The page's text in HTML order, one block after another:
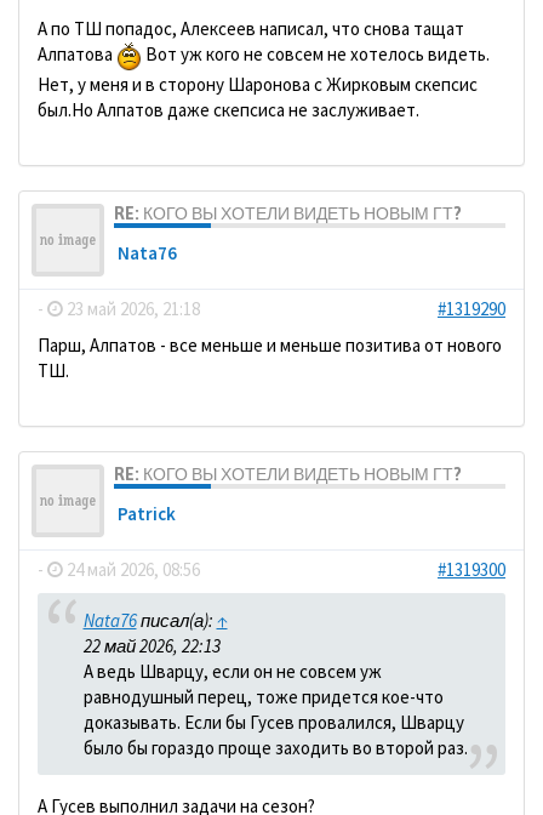
А по ТШ попадос, Алексеев написал, что снова тащат
Алпатова
Вот уж кого не совсем не хотелось видеть.
Нет, у меня и в сторону Шаронова с Жирковым скепсис
был.Но Алпатов даже скепсиса не заслуживает.
RE: КОГО ВЫ ХОТЕЛИ ВИДЕТЬ НОВЫМ ГТ?
Nata76
- 23 май 2026, 21:18
#1319290
Парш, Алпатов - все меньше и меньше позитива от нового
ТШ.
RE: КОГО ВЫ ХОТЕЛИ ВИДЕТЬ НОВЫМ ГТ?
Patrick
- 24 май 2026, 08:56 #1319300
Nata76писал(а): ↑
22 май 2026, 22:13
А ведь Шварцу, если он не совсем уж
равнодушный перец, тоже придется кое-что
доказывать. Если бы Гусев провалился, Шварцу
было бы гораздо проще заходить во второй раз.
А Гусев выполнил задачи на сезон?